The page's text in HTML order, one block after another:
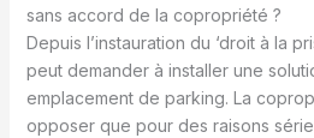
sans accord de la copropriété ?
Depuis l’instauration du ‘droit à la
peut demander à installer une
emplacement de parking. La
opposer que pour des raisons